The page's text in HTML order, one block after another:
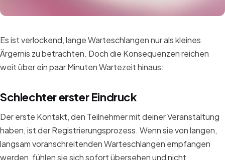
Es ist verlockend, lange Warteschlangen nur als kleines
Ärgernis zu betrachten. Doch die Konsequenzen reichen
weit über ein paar Minuten Wartezeit hinaus:
Schlechter erster Eindruck
Der erste Kontakt, den Teilnehmer mit deiner Veranstaltung
haben, ist der Registrierungsprozess. Wenn sie von langen,
langsam voranschreitenden Warteschlangen empfangen
werden, fühlen sie sich sofort übersehen und nicht